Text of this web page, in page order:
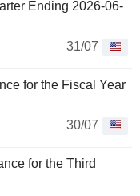
Ending 2026-06-
31/07
for the Fiscal Year
30/07
for the Third